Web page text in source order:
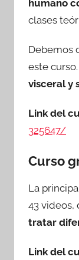
humano
clases
Debemos
este
visceral y
Link del
325647/
Curso
La
43 videos,
tratar
Link del